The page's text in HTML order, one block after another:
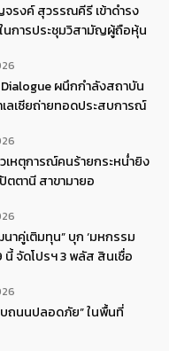
รงค์ สุวรรณคีรี เข้าดำรง
นการประชุมวิสามัญผู้ถือหุ้น
ผนึกกำลังสถาบัน
ลเซียถ่ายทอดประสบการณ์
หตุการณ์คนร้ายกระหน่ำยิง
ตานี สาขามายอ
าคู่เติมทุน” บุก ‘มหกรรม
นี้ จัดโปรฯ 3 พลัส สินเชื่อ
ถนนปลอดภัย” ในพื้นที่